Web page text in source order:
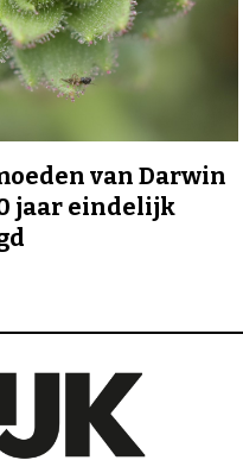
van Darwin
jaar eindelijk